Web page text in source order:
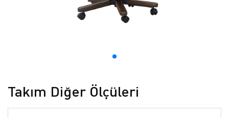
Takım Diğer Ölçüleri